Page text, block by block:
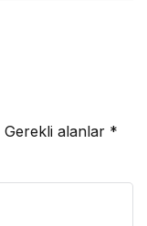
Gerekli alanlar *